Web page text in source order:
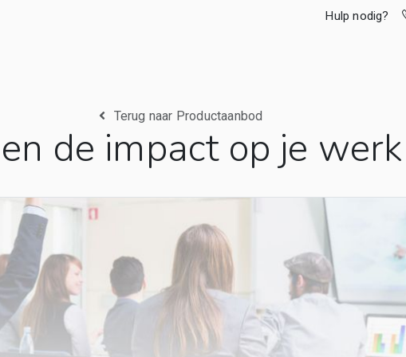
Hulp nodig?
Terug naar Productaanbod
de impact op je werk